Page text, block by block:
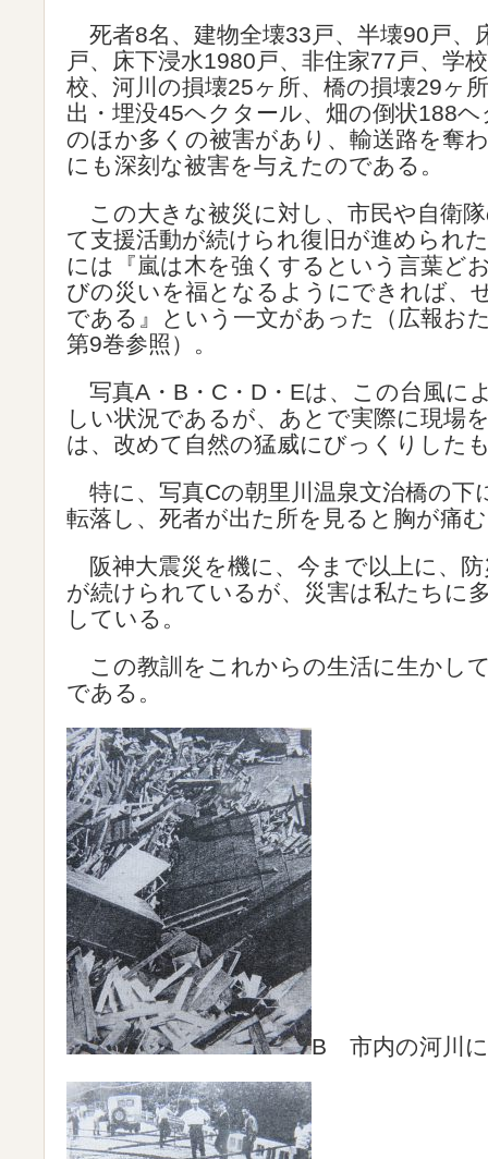
死者8名、建物全壊33戸、半壊90戸、
戸、床下浸水1980戸、非住家77戸、学
校、河川の損壊25ヶ所、橋の損壊29ヶ
出・埋没45ヘクタール、畑の倒状188
のほか多くの被害があり、輸送路を奪
にも深刻な被害を与えたのである。
この大きな被災に対し、市民や自衛
て支援活動が続けられ復旧が進められ
には『嵐は木を強くするという言葉ど
びの災いを福となるようにできれば、
である』という一文があった（広報お
第9巻参照）。
写真A・B・C・D・Eは、この台風に
しい状況であるが、あとで実際に現場
は、改めて自然の猛威にびっくりした
特に、写真Cの朝里川温泉文治橋の下
転落し、死者が出た所を見ると胸が痛
阪神大震災を機に、今まで以上に、防
が続けられているが、災害は私たちに
している。
この教訓をこれからの生活に生かし
である。
B 市内の河川